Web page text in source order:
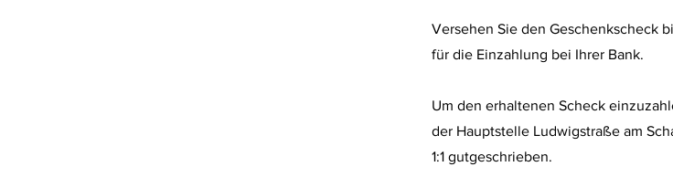
Versehen Sie den Geschenkscheck
für die Einzahlung bei Ihrer Bank.
Um den erhaltenen Scheck
der Hauptstelle Ludwigstraße am
1:1 gutgeschrieben.